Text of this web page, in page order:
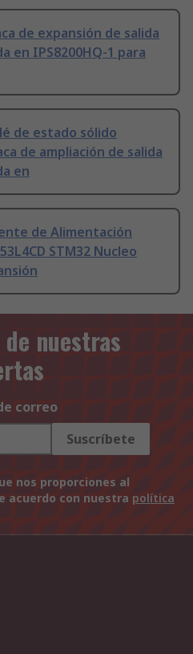
de expansión de salida
en IPS8200HQ-1 para
de estado sólido
de ampliación de salida
en
de Alimentación
STM32 Nucleo
nuestras
correo
Suscríbete
nos proporciones al
acuerdo con nuestra política